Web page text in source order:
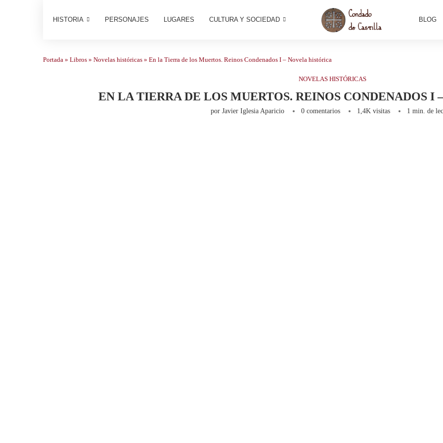
HISTORIA PERSONAJES LUGARES CULTURA Y SOCIEDAD BLOG
Portada » Libros » Novelas históricas » En la Tierra de los Muertos. Reinos Condenados I – Novela histórica
NOVELAS HISTÓRICAS
EN LA TIERRA DE LOS MUERTOS. REINOS CONDENADOS I
por Javier Iglesia Aparicio 0 comentarios 1,4Kvisitas 1 min. de